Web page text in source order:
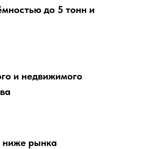
до 5 тонн и
и недвижимого
ниже рынка